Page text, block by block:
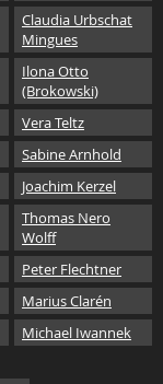
Claudia Urbschat
Mingues
Ilona Otto
(Brokowski)
Vera Teltz
Sabine Arnhold
Joachim Kerzel
Thomas Nero
Wolff
Peter Flechtner
Marius Clarén
Michael Iwannek